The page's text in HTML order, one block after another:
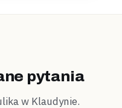
pytania
w Klaudynie.